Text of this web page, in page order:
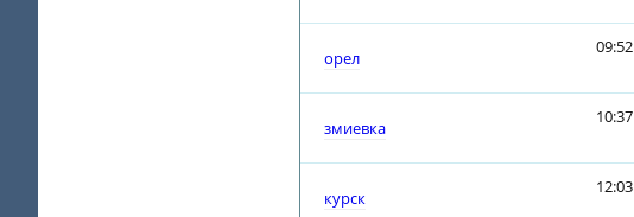
орел
09:52
змиевка
10:37
курск
12:03